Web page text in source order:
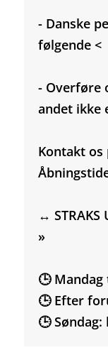
- Danske
følgende <
- Overføre
andet
Kontakt os
↔️ STRAKS
»
🕒 Mandag
🕒 Efter
🕒 Søndag: